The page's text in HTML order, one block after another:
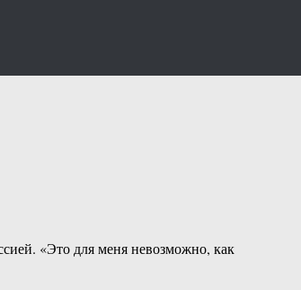
«Это для меня невозможно, как